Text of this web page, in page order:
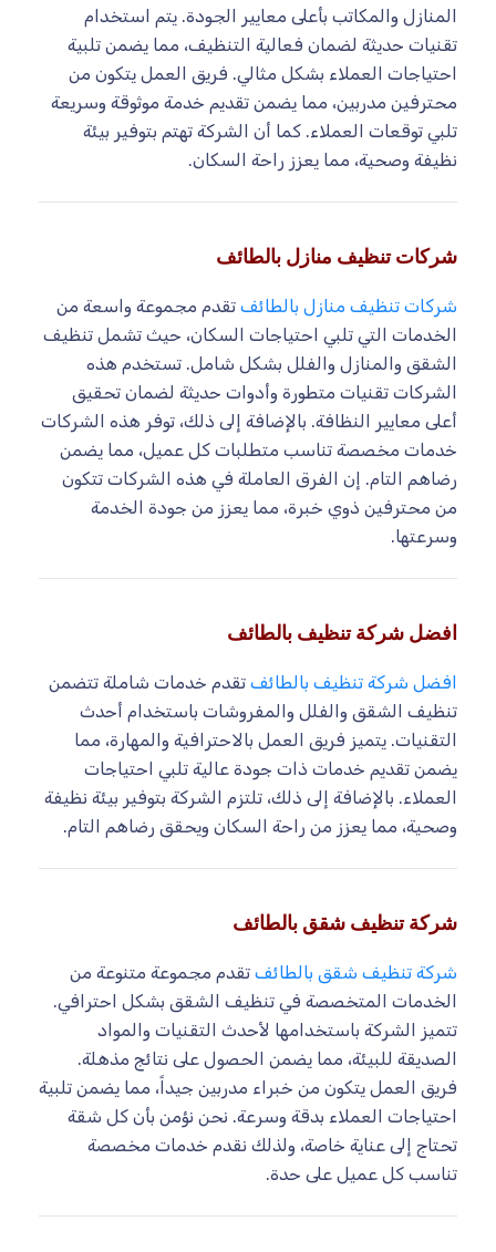
المنازل والمكاتب بأعلى معايير الجودة. يتم استخدام
تقنيات حديثة لضمان فعالية التنظيف، مما يضمن تلبية
احتياجات العملاء بشكل مثالي. فريق العمل يتكون من
محترفين مدربين، مما يضمن تقديم خدمة موثوقة وسريعة
تلبي توقعات العملاء. كما أن الشركة تهتم بتوفير بيئة
نظيفة وصحية، مما يعزز راحة السكان.
شركات تنظيف منازل بالطائف
شركات تنظيف منازل بالطائف تقدم مجموعة واسعة من
الخدمات التي تلبي احتياجات السكان، حيث تشمل تنظيف
الشقق والمنازل والفلل بشكل شامل. تستخدم هذه
الشركات تقنيات متطورة وأدوات حديثة لضمان تحقيق
أعلى معايير النظافة. بالإضافة إلى ذلك، توفر هذه الشركات
خدمات مخصصة تناسب متطلبات كل عميل، مما يضمن
رضاهم التام. إن الفرق العاملة في هذه الشركات تتكون
من محترفين ذوي خبرة، مما يعزز من جودة الخدمة
وسرعتها.
افضل شركة تنظيف بالطائف
افضل شركة تنظيف بالطائف تقدم خدمات شاملة تتضمن
تنظيف الشقق والفلل والمفروشات باستخدام أحدث
التقنيات. يتميز فريق العمل بالاحترافية والمهارة، مما
يضمن تقديم خدمات ذات جودة عالية تلبي احتياجات
العملاء. بالإضافة إلى ذلك، تلتزم الشركة بتوفير بيئة نظيفة
وصحية، مما يعزز من راحة السكان ويحقق رضاهم التام.
شركة تنظيف شقق بالطائف
شركة تنظيف شقق بالطائف تقدم مجموعة متنوعة من
الخدمات المتخصصة في تنظيف الشقق بشكل احترافي.
تتميز الشركة باستخدامها لأحدث التقنيات والمواد
الصديقة للبيئة، مما يضمن الحصول على نتائج مذهلة.
فريق العمل يتكون من خبراء مدربين جيداً، مما يضمن تلبية
احتياجات العملاء بدقة وسرعة. نحن نؤمن بأن كل شقة
تحتاج إلى عناية خاصة، ولذلك نقدم خدمات مخصصة
تناسب كل عميل على حدة.